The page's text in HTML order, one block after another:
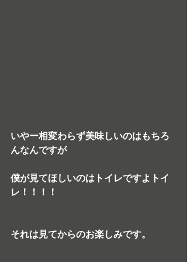
いやー相変わらず美味しいのはもちろ
んなんですが
僕が見てほしいのはトイレですよトイ
レ！！！！
それは見てからのお楽しみです。